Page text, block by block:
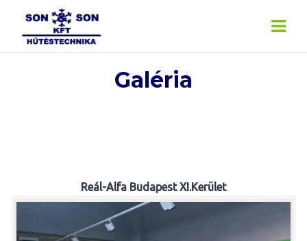
content
Galéria
Reál-Alfa Budapest XI.Kerület